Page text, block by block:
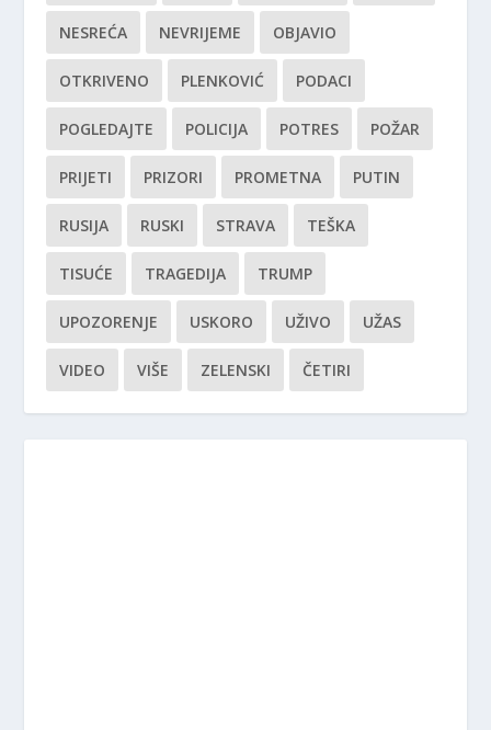
NESREĆA NEVRIJEME OBJAVIO
OTKRIVENO PLENKOVIĆ PODACI
POGLEDAJTE POLICIJA POTRES POŽAR
PRIJETI PRIZORI PROMETNA PUTIN
RUSIJA RUSKI STRAVA TEŠKA
TISUĆE TRAGEDIJA TRUMP
UPOZORENJE USKORO UŽIVO UŽAS
VIDEO VIŠE ZELENSKI ČETIRI